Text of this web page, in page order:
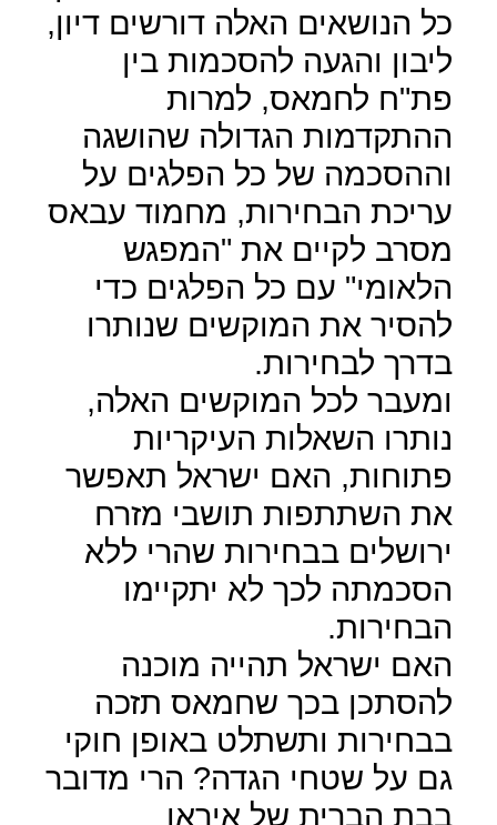
כל הנושאים האלה דורשים דיון,
ליבון והגעה להסכמות בין
פת"ח לחמאס, למרות
ההתקדמות הגדולה שהושגה
וההסכמה של כל הפלגים על
עריכת הבחירות, מחמוד עבאס
מסרב לקיים את "המפגש
הלאומי" עם כל הפלגים כדי
להסיר את המוקשים שנותרו
בדרך לבחירות.
ומעבר לכל המוקשים האלה,
נותרו השאלות העיקריות
פתוחות, האם ישראל תאפשר
את השתתפות תושבי מזרח
ירושלים בבחירות שהרי ללא
הסכמתה לכך לא יתקיימו
הבחירות.
האם ישראל תהייה מוכנה
להסתכן בכך שחמאס תזכה
בבחירות ותשתלט באופן חוקי
גם על שטחי הגדה? הרי מדובר
בבת הברית של איראן